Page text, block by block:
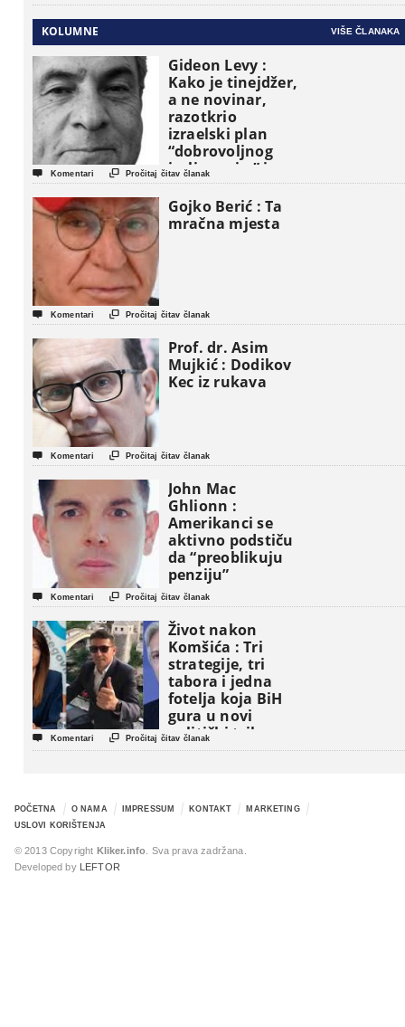
KOLUMNE VIŠE ČLANAKA
Gideon Levy :
Kako je tinejdžer,
a ne novinar,
razotkrio
izraelski plan
“dobrovoljnog
iseljavanja ” iz
Gaze
 Komentari  Pročitaj čitav članak
Gojko Berić : Ta
mračna mjesta
 Komentari  Pročitaj čitav članak
Prof. dr. Asim
Mujkić : Dodikov
Kec iz rukava
 Komentari  Pročitaj čitav članak
John Mac
Ghlionn :
Amerikanci se
aktivno podstiču
da “preoblikuju
penziju”
 Komentari  Pročitaj čitav članak
Život nakon
Komšića : Tri
strategije, tri
tabora i jedna
fotelja koja BiH
gura u novi
politički triler
 Komentari  Pročitaj čitav članak
POČETNA O NAMA IMPRESSUM KONTAKT
MARKETING
USLOVI KORIŠTENJA
© 2013 Copyright Kliker.info . Sva prava zadržana.
Developed by
LEFTOR